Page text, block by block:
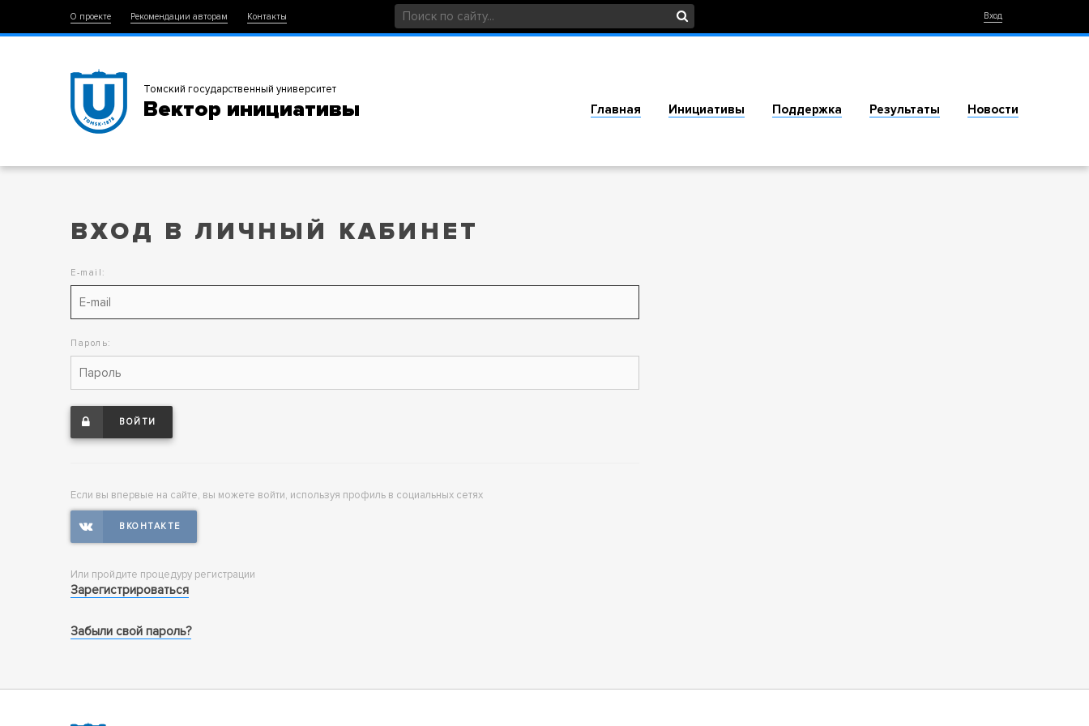
О проекте Рекомендации авторам Контакты Вход
Томский государственный университет
Вектор инициативы Главная Инициативы Поддержка Результаты Новости
ВХОД В ЛИЧНЫЙ КАБИНЕТ
E-mail:
Пароль:
ВОЙТИ
Если вы впервые на сайте, вы можете войти, используя профиль в социальных сетях
Или пройдите процедуру регистрации
Зарегистрироваться
Забыли свой пароль?